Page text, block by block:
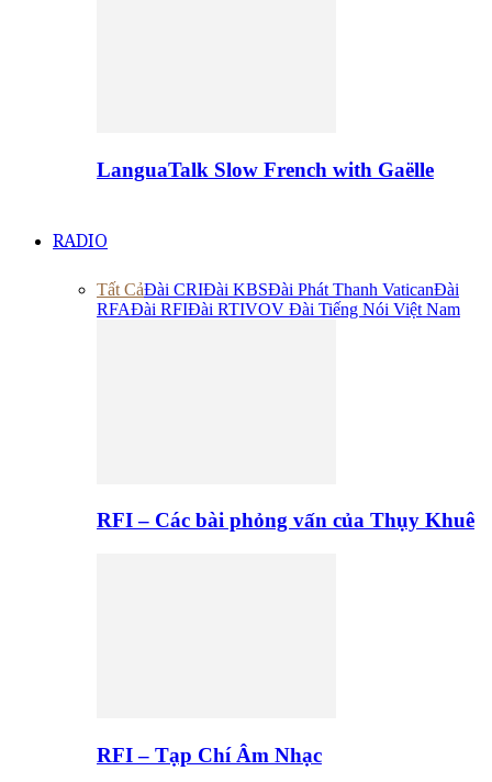
LanguaTalk Slow French with Gaëlle
RADIO
Tất CảĐài CRIĐài KBSĐài Phát Thanh VaticanĐài
RFAĐài RFIĐài RTIVOV Đài Tiếng Nói Việt Nam
RFI – Các bài phỏng vấn của Thụy Khuê
RFI – Tạp Chí Âm Nhạc